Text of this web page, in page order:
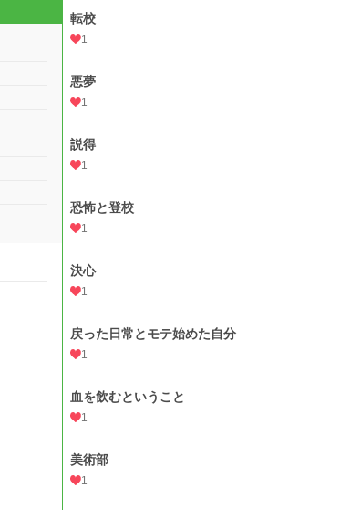
転校
1
悪夢
1
説得
1
恐怖と登校
1
決心
1
戻った日常とモテ始めた自分
1
血を飲むということ
1
美術部
1